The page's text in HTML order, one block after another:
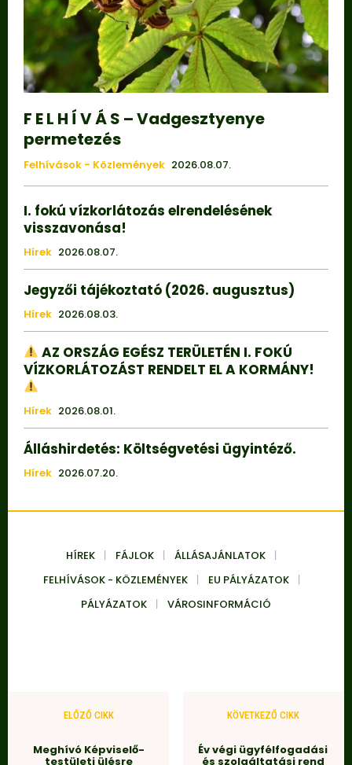
F E L H Í V Á S – Vadgesztyenye
permetezés
Felhívások - Közlemények 2026.08.07.
I. fokú vízkorlátozás elrendelésének
visszavonása!
Hírek 2026.08.07.
Jegyzői tájékoztató (2026. augusztus)
Hírek 2026.08.03.
AZ ORSZÁG EGÉSZ TERÜLETÉN I. FOKÚ
VÍZKORLÁTOZÁST RENDELT EL A KORMÁNY!
Hírek 2026.08.01.
Álláshirdetés: Költségvetési ügyintéző.
Hírek 2026.07.20.
HÍREK FÁJLOK
ÁLLÁSAJÁNLATOK
FELHÍVÁSOK - KÖZLEMÉNYEK
EU PÁLYÁZATOK
PÁLYÁZATOK
VÁROSINFORMÁCIÓ
ELŐZŐ CIKK
Meghívó Képviselő-
testületi ülésre
KÖVETKEZŐ CIKK
Év végi ügyfélfogadási
és szolgáltatási rend